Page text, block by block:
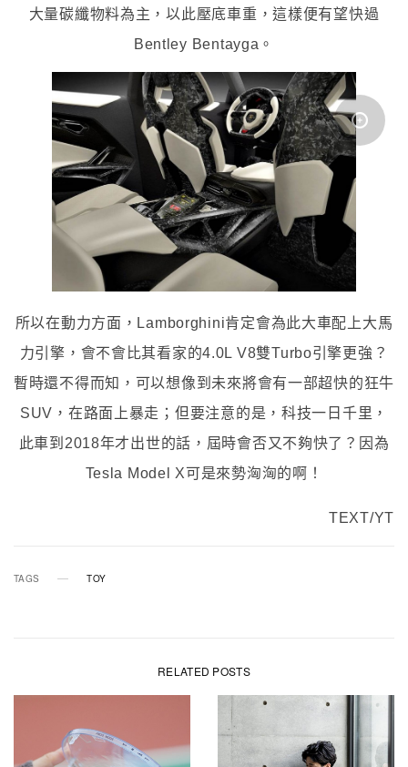
大量碳纖物料為主，以此壓底車重，這樣便有望快過
Bentley Bentayga 。
所以在動力方面，Lamborghini肯定會為此大車配上大馬
力引擎，會不會比其看家的4.0L V8雙Turbo引擎更強？
暫時還不得而知，可以想像到未來將會有一部超快的狂牛
SUV，在路面上暴走；但要注意的是，科技一日千里，
此車到2018年才出世的話，屆時會否又不夠快了？因為
Tesla Model X可是來勢洶洶的啊！
TEXT/YT
TAGS TOY
RELATED POSTS